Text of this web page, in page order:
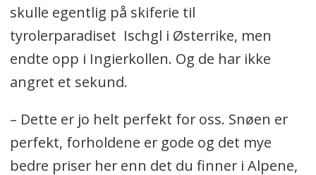
skulle egentlig på skiferie til
tyrolerparadiset Ischgl i Østerrike, men
endte opp i Ingierkollen. Og de har ikke
angret et sekund.
– Dette er jo helt perfekt for oss. Snøen er
perfekt, forholdene er gode og det mye
bedre priser her enn det du finner i Alpene,